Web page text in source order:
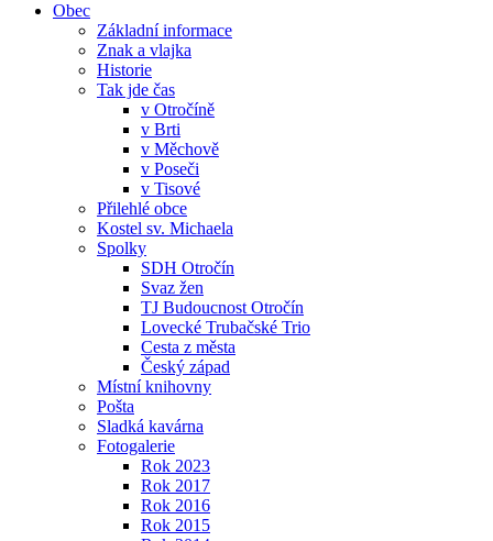
Obec
Základní informace
Znak a vlajka
Historie
Tak jde čas
v Otročíně
v Brti
v Měchově
v Poseči
v Tisové
Přilehlé obce
Kostel sv. Michaela
Spolky
SDH Otročín
Svaz žen
TJ Budoucnost Otročín
Lovecké Trubačské Trio
Cesta z města
Český západ
Místní knihovny
Pošta
Sladká kavárna
Fotogalerie
Rok 2023
Rok 2017
Rok 2016
Rok 2015